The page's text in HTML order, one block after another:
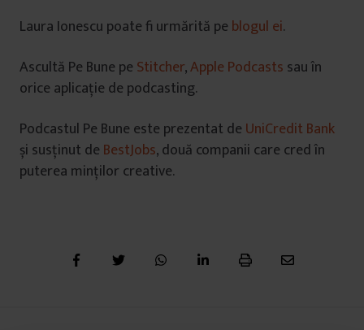
Laura Ionescu poate fi urmărită pe blogul ei.
Ascultă Pe Bune pe Stitcher,Apple Podcasts sau în
orice aplicație de podcasting.
Podcastul Pe Bune este prezentat de UniCredit Bank
și susținut de BestJobs, două companii care cred în
puterea minților creative.